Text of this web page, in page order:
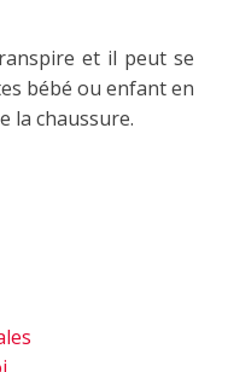
et il peut se
bébé ou enfant en
la chaussure.